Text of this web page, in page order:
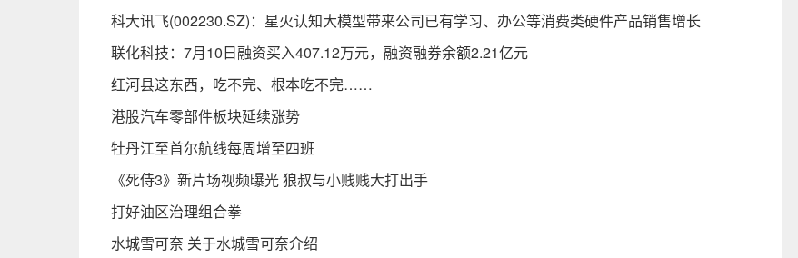
科大讯飞(002230.SZ)：星火认知大模型带来公司已有学习、办公等消费类硬件产品销售增长
联化科技：7月10日融资买入407.12万元，融资融券余额2.21亿元
红河县这东西，吃不完、根本吃不完……
港股汽车零部件板块延续涨势
牡丹江至首尔航线每周增至四班
《死侍3》新片场视频曝光 狼叔与小贱贱大打出手
打好油区治理组合拳
水城雪可奈 关于水城雪可奈介绍